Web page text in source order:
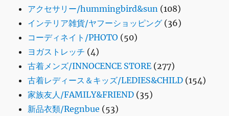
アクセサリー/hummingbird&sun (108)
インテリア雑貨/ヤフーショッピング (36)
コーディネイト/PHOTO (50)
ヨガストレッチ (4)
古着メンズ/INNOCENCE STORE (277)
古着レディース＆キッズ/LEDIES&CHILD (154)
家族友人/FAMILY&FRIEND (35)
新品衣類/Regnbue (53)